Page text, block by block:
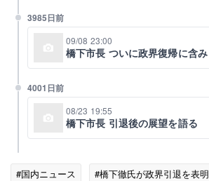
3985日前
09/08 23:00
橋下市長 ついに政界復帰に含み
4001日前
08/23 19:55
橋下市長 引退後の展望を語る
#国内ニュース #橋下徹氏が政界引退を表明